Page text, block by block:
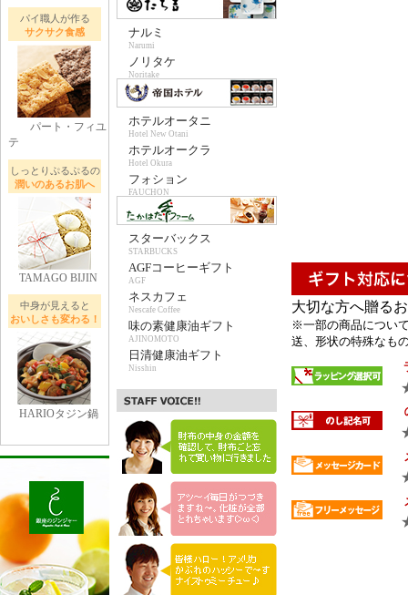
パイ職人が作る
サクサク食感
パート・フィユ
テ
しっとりぷるぷるの
潤いのあるお肌へ
TAMAGO BIJIN
中身が見えると
おいしさも変わる！
HARIOタジン鍋
ナルミ
Narumi
ノリタケ
Noritake
ホテルオータニ
Hotel New Otani
ホテルオークラ
Hotel Okura
フォション
FAUCHON
スターバックス
STARBUCKS
AGFコーヒーギフト
AGF
ネスカフェ
Nescafe Coffee
味の素健康油ギフト
AJINOMOTO
日清健康油ギフト
Nisshin
大切な方へ贈る
※一部の商品につい
送、形状の特殊なも